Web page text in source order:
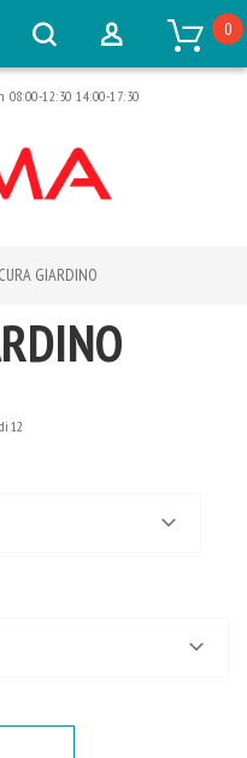
08:00-12:30 14:00-17:30
0
CURA GIARDINO
di 12